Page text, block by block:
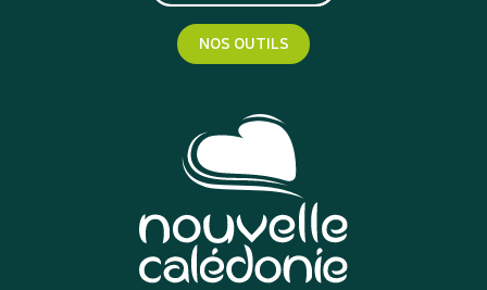
NOS OUTILS